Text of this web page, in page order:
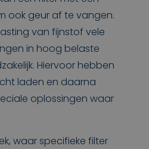
ook geur af te vangen.
van fijnstof vele
in hoog belaste
Hiervoor hebben
laden en daarna
oplossingen waar
waar specifieke filter